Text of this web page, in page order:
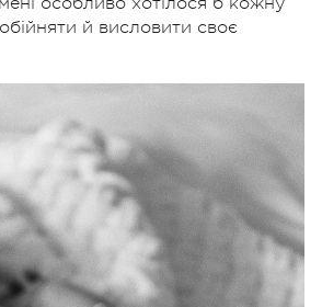
й висловити своє